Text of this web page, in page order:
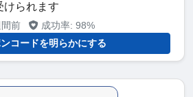
けられます
前
成功率: 98%
コードを明らかにする